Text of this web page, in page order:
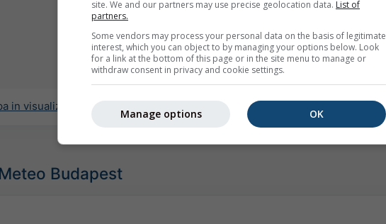
in visualizzazione completa
Budapest
site. We and our partners may use precise geolocation data. List of
partners.
Some vendors may process your personal data on the basis of legitimate
interest, which you can object to by managing your options below. Look
for a link at the bottom of this page or in the site menu to manage or
withdraw consent in privacy and cookie settings.
OK
Manage options